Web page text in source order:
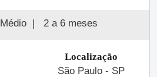
Médio | 2 a 6 meses
Localização
São Paulo - SP